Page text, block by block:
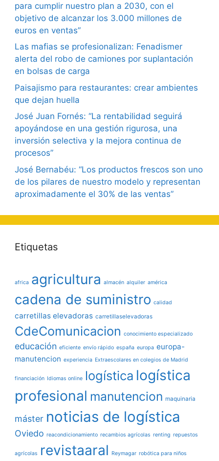
para cumplir nuestro plan a 2030, con el
objetivo de alcanzar los 3.000 millones de
euros en ventas”
Las mafias se profesionalizan: Fenadismer
alerta del robo de camiones por suplantación
en bolsas de carga
Paisajismo para restaurantes: crear ambientes
que dejan huella
José Juan Fornés: “La rentabilidad seguirá
apoyándose en una gestión rigurosa, una
inversión selectiva y la mejora continua de
procesos”
José Bernabéu: “Los productos frescos son uno
de los pilares de nuestro modelo y representan
aproximadamente el 30% de las ventas”
Etiquetas
africa agricultura almacén alquiler américa
cadena de suministro calidad
carretillas elevadoras carretillaselevadoras
CdeComunicacion conocimiento especializado
educación eficiente envío rápido españa europa europa-
manutencion experiencia Extraescolares en colegios de Madrid
financiación Idiomas online logística logística
profesional manutencion maquinaria
máster noticias de logística
Oviedo reacondicionamiento recambios agrícolas renting repuestos
agrícolas revistaaral Reymagar robótica para niños